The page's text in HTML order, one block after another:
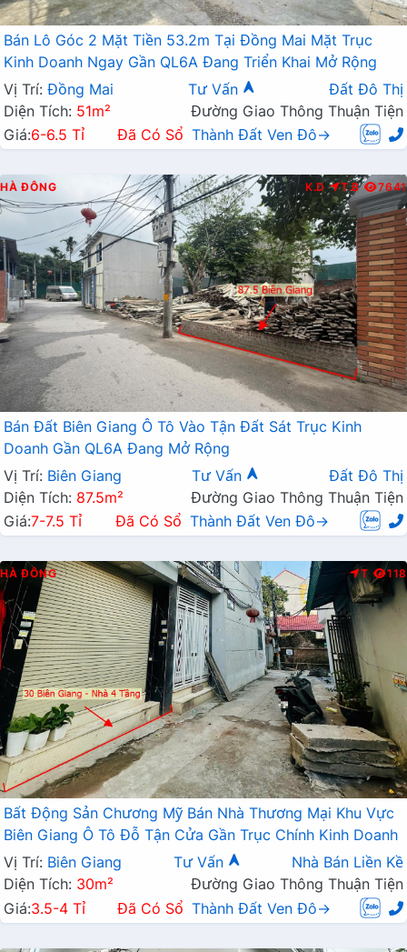
Bán Lô Góc 2 Mặt Tiền 53.2m Tại Đồng Mai Mặt Trục
Kinh Doanh Ngay Gần QL6A Đang Triển Khai Mở Rộng
Vị Trí: Đồng Mai Tư Vấn
Đất Đô Thị
Diện Tích: 51m²
Đường Giao Thông Thuận Tiện
Giá:6-6.5 Tỉ Đã Có Sổ Thành Đất Ven Đô→
HÀ ĐÔNG K.D T.B 7641
Bán Đất Biên Giang Ô Tô Vào Tận Đất Sát Trục Kinh
Doanh Gần QL6A Đang Mở Rộng
Vị Trí: Biên Giang Tư Vấn
Đất Đô Thị
Diện Tích: 87.5m²
Đường Giao Thông Thuận Tiện
Giá:7-7.5 Tỉ Đã Có Sổ Thành Đất Ven Đô→
HÀ ĐÔNG T 118
Bất Động Sản Chương Mỹ Bán Nhà Thương Mại Khu Vực
Biên Giang Ô Tô Đỗ Tận Cửa Gần Trục Chính Kinh Doanh
Vị Trí: Biên Giang Tư Vấn
Nhà Bán Liền Kề
Diện Tích: 30m²
Đường Giao Thông Thuận Tiện
Giá:3.5-4 Tỉ Đã Có Sổ Thành Đất Ven Đô→